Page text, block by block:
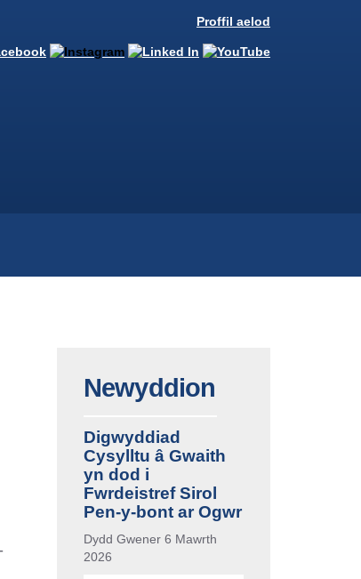
Proffil aelod
Newyddion
Digwyddiad
Cysylltu â Gwaith
yn dod i
Fwrdeistref Sirol
Pen-y-bont ar Ogwr
Dydd Gwener 6 Mawrth
2026